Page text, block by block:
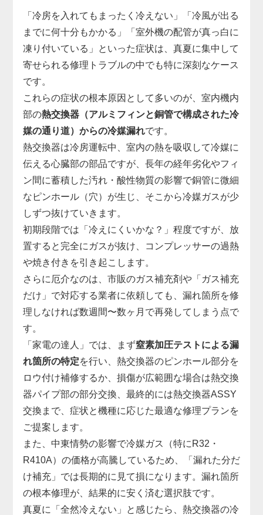
は、機種ごとに専用の基板を取り寄せ、診断・交換
まで一貫対応。
制御基板の交換には専用工具と電気系統の知識が必
須で、無理に自分で電源を入れ直すと他の部品まで
巻き込んで故障が拡大することがあります。
「勝手に止まる」「エラー表示が消えない」と感じ
たら、まずはお早めに点検をご依頼ください。
「冷房を入れてもまったく冷えない」「冷風が出る
までに何十分もかかる」「室外機の配管が真っ白に
凍り付いている」といった症状は、真夏に集中して
寄せられる修理トラブルの中でも特に深刻なケース
です。
これらの症状の根本原因として多いのが、室内機内
部の熱交換器（アルミフィンと銅管で構成された冷
媒の通り道）からの冷媒漏れです。
熱交換器は冷房運転中、室内の熱を吸収して冷媒に
伝える心臓部の部品ですが、長年の経年劣化やフィ
ン間に蓄積した汚れ・酸性物質の影響で銅管に微細
なピンホール（穴）が生じ、そこから冷媒ガスが少
しずつ抜けていきます。
初期段階では「冷えにくいかな？」程度ですが、放
置すると完全にガスが抜け、コンプレッサーの過熱
や焼き付きを引き起こします。
さらに厄介なのは、市販のガス補充剤や「ガス補充
だけ」で対応する業者に依頼しても、漏れ箇所を修
理しなければ数週間〜数ヶ月で再発してしまう点で
す。
「家電の達人」では、まず窒素加圧テストによる漏
れ箇所の特定を行い、熱交換器のピンホール部分を
ロウ付け補修するか、損傷が広範囲な場合は熱交換
器パイプ部の部分交換、最終的には熱交換器ASSY
交換まで、症状と機種に応じた最適な修理プランを
ご提案します。
また、中東情勢の影響で冷媒ガス（特にR32・
R410A）の価格が高騰しているため、「漏れた分だ
け補充」では長期的に見て損になります。漏れ箇所
の根本修理が、結果的に安く済む選択肢です。
真夏に「全然冷えない」と感じたら、熱交換器の冷